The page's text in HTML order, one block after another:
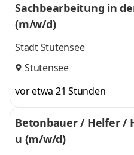
Sachbearbeitung in
(m/w/d)
Stadt Stutensee
Stutensee
vor etwa 21 Stunden
Betonbauer / Helfer /
u (m/w/d)